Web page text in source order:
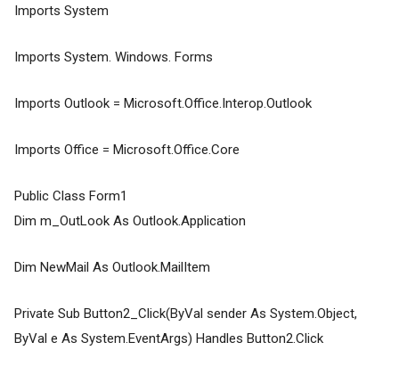
Imports System
Imports System. Windows. Forms
Imports Outlook = Microsoft.Office.Interop.Outlook
Imports Office = Microsoft.Office.Core
Public Class Form1
Dim m_OutLook As Outlook.Application
Dim NewMail As Outlook.MailItem
Private Sub Button2_Click(ByVal sender As System.Object,
ByVal e As System.EventArgs) Handles Button2.Click